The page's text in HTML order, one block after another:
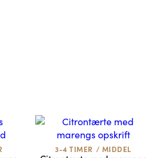
3-4 TIMER / MIDDEL